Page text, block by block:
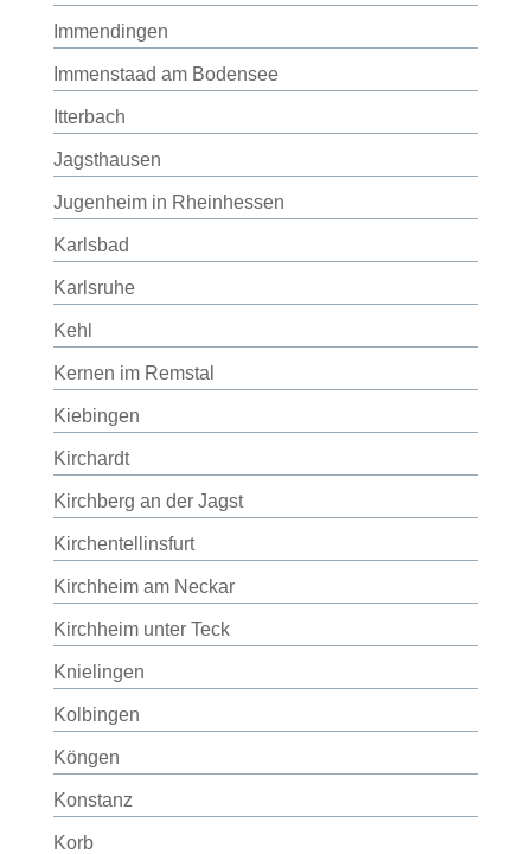
Immendingen
Immenstaad am Bodensee
Itterbach
Jagsthausen
Jugenheim in Rheinhessen
Karlsbad
Karlsruhe
Kehl
Kernen im Remstal
Kiebingen
Kirchardt
Kirchberg an der Jagst
Kirchentellinsfurt
Kirchheim am Neckar
Kirchheim unter Teck
Knielingen
Kolbingen
Köngen
Konstanz
Korb